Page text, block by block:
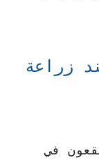
زراعة
في